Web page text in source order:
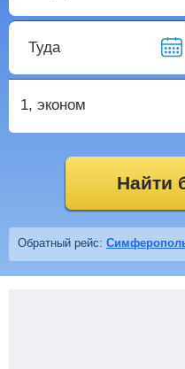
Туда
1, эконом
Найти
Обратный рейс: